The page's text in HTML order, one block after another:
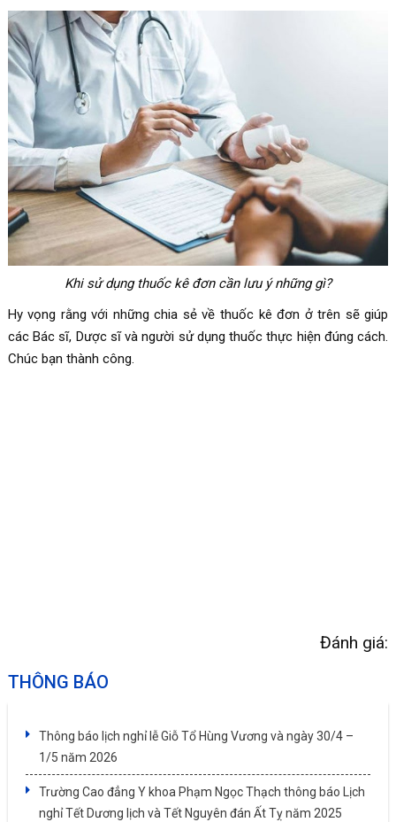
Khi sử dụng thuốc kê đơn cần lưu ý những gì?
Hy vọng rằng với những chia sẻ về thuốc kê đơn ở trên sẽ giúp
các Bác sĩ, Dược sĩ và người sử dụng thuốc thực hiện đúng cách.
Chúc bạn thành công.
Đánh giá:
THÔNG BÁO
Thông báo lịch nghỉ lễ Giỗ Tổ Hùng Vương và ngày 30/4 –
1/5 năm 2026
Trường Cao đẳng Y khoa Phạm Ngọc Thạch thông báo Lịch
nghỉ Tết Dương lịch và Tết Nguyên đán Ất Tỵ năm 2025